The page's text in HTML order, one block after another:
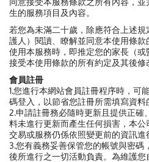
生的服務項目及內容。
若您為未滿二十歲，除應符合上述
護人）閱讀、瞭解並同意本使用條
使用本服務時，即推定您的家長（
接受本使用條款的所有約定及其後修
會員註冊
1.您進行本網站會員註冊程序時，可
碼登入，以節省您註冊所需填寫資料
2.申請註冊務必隨時更新且提供正確
料未進行更新而產生任何損害，本
交易或服務仍係依照變更前的資訊進
3.您有義務妥善保管您的帳號與密碼
後所進行之一切活動負責。為維護